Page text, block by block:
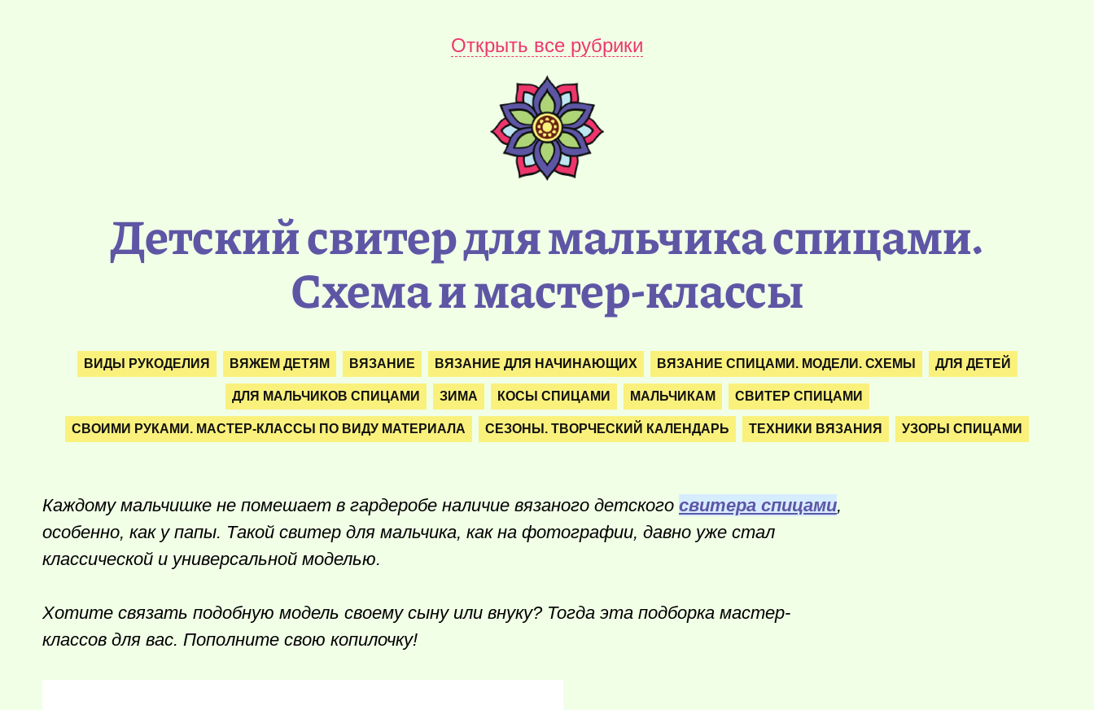
Открыть все рубрики
Детский свитер для мальчика спицами.
Схема и мастер-классы
ВИДЫ РУКОДЕЛИЯ ВЯЖЕМ ДЕТЯМ ВЯЗАНИЕ ВЯЗАНИЕ ДЛЯ НАЧИНАЮЩИХ ВЯЗАНИЕ СПИЦАМИ. МОДЕЛИ. СХЕМЫ ДЛЯ ДЕТЕЙ
ДЛЯ МАЛЬЧИКОВ СПИЦАМИ ЗИМА КОСЫ СПИЦАМИ МАЛЬЧИКАМ СВИТЕР СПИЦАМИ
СВОИМИ РУКАМИ. МАСТЕР-КЛАССЫ ПО ВИДУ МАТЕРИАЛА СЕЗОНЫ. ТВОРЧЕСКИЙ КАЛЕНДАРЬ ТЕХНИКИ ВЯЗАНИЯ УЗОРЫ СПИЦАМИ
Каждому мальчишке не помешает в гардеробе наличие вязаного детского свитера спицами,
особенно, как у папы. Такой свитер для мальчика, как на фотографии, давно уже стал
классической и универсальной моделью.
Хотите связать подобную модель своему сыну или внуку? Тогда эта подборка мастер-
классов для вас. Пополните свою копилочку!